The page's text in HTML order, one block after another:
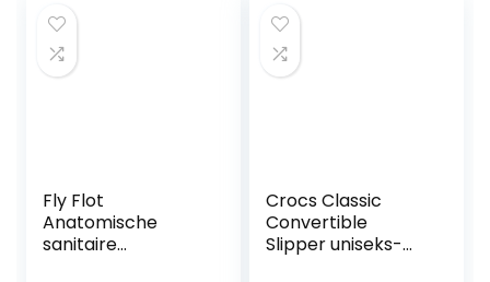
Fly Flot
Anatomische
sanitaire
Crocs Classic
Convertible
Slipper uniseks-